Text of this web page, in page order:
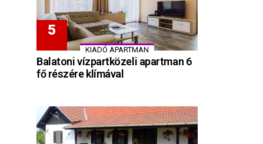
KIADÓ APARTMAN
Balatoni vízpartközeli apartman 6
fő részére klímával